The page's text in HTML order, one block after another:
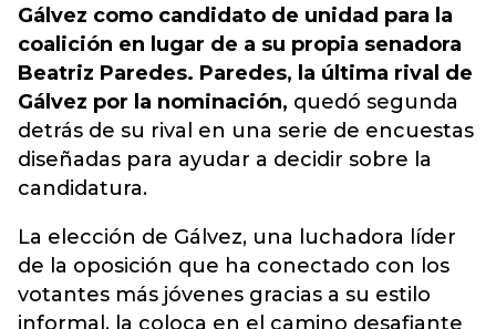
Gálvez como candidato de unidad para la
coalición en lugar de a su propia senadora
Beatriz Paredes. Paredes, la última rival de
Gálvez por la nominación, quedó segunda
detrás de su rival en una serie de encuestas
diseñadas para ayudar a decidir sobre la
candidatura.
La elección de Gálvez, una luchadora líder
de la oposición que ha conectado con los
votantes más jóvenes gracias a su estilo
informal, la coloca en el camino desafiante